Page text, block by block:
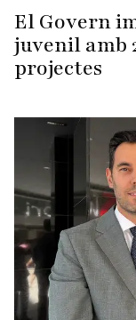
El Govern
juvenil amb
projectes